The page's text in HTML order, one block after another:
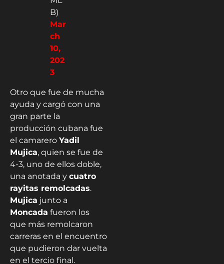
B)
Mar
ch
10,
202
3
Otro que fue de mucha
ayuda y cargó con una
gran parte la
producción cubana fue
el camarero Yadil
Mujica, quien se fue de
4-3, uno de ellos doble,
una anotada y cuatro
rayitas remolcadas.
Mujica junto a
Moncada fueron los
que más remolcaron
carreras en el encuentro
que pudieron dar vuelta
en el tercio final.